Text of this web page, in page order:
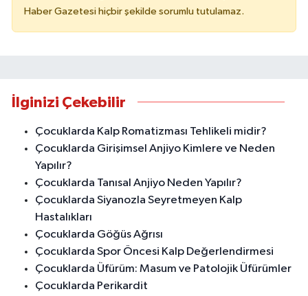
Haber Gazetesi hiçbir şekilde sorumlu tutulamaz.
İlginizi Çekebilir
Çocuklarda Kalp Romatizması Tehlikeli midir?
Çocuklarda Girişimsel Anjiyo Kimlere ve Neden
Yapılır?
Çocuklarda Tanısal Anjiyo Neden Yapılır?
Çocuklarda Siyanozla Seyretmeyen Kalp
Hastalıkları
Çocuklarda Göğüs Ağrısı
Çocuklarda Spor Öncesi Kalp Değerlendirmesi
Çocuklarda Üfürüm: Masum ve Patolojik Üfürümler
Çocuklarda Perikardit